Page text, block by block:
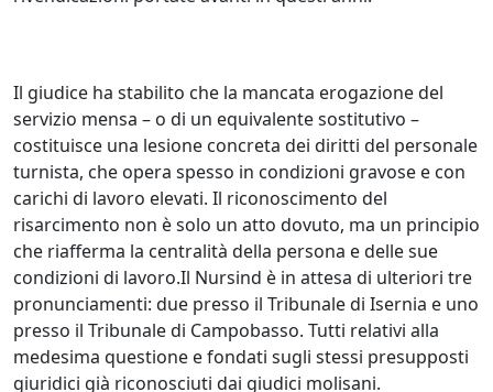
Il giudice ha stabilito che la mancata erogazione del
servizio mensa – o di un equivalente sostitutivo –
costituisce una lesione concreta dei diritti del personale
turnista, che opera spesso in condizioni gravose e con
carichi di lavoro elevati. Il riconoscimento del
risarcimento non è solo un atto dovuto, ma un principio
che riafferma la centralità della persona e delle sue
condizioni di lavoro.Il Nursind è in attesa di ulteriori tre
pronunciamenti: due presso il Tribunale di Isernia e uno
presso il Tribunale di Campobasso. Tutti relativi alla
medesima questione e fondati sugli stessi presupposti
giuridici già riconosciuti dai giudici molisani.